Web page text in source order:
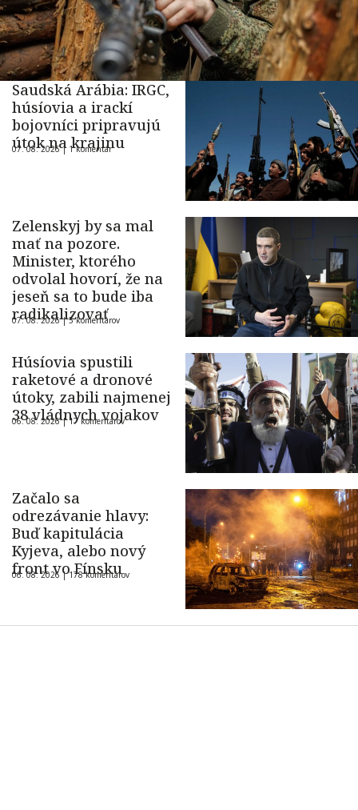
Saudská Arábia: IRGC,
húsíovia a irackí
bojovníci pripravujú
útok na krajinu
07. 08. 2026 | 1 komentár
Zelenskyj by sa mal
mať na pozore.
Minister, ktorého
odvolal hovorí, že na
jeseň sa to bude iba
radikalizovať
07. 08. 2026 |5 komentárov
Húsíovia spustili
raketové a dronové
útoky, zabili najmenej
38 vládnych vojakov
06. 08. 2026 |17 komentárov
Začalo sa
odrezávanie hlavy:
Buď kapitulácia
Kyjeva, alebo nový
front vo Fínsku
06. 08. 2026 |178 komentárov